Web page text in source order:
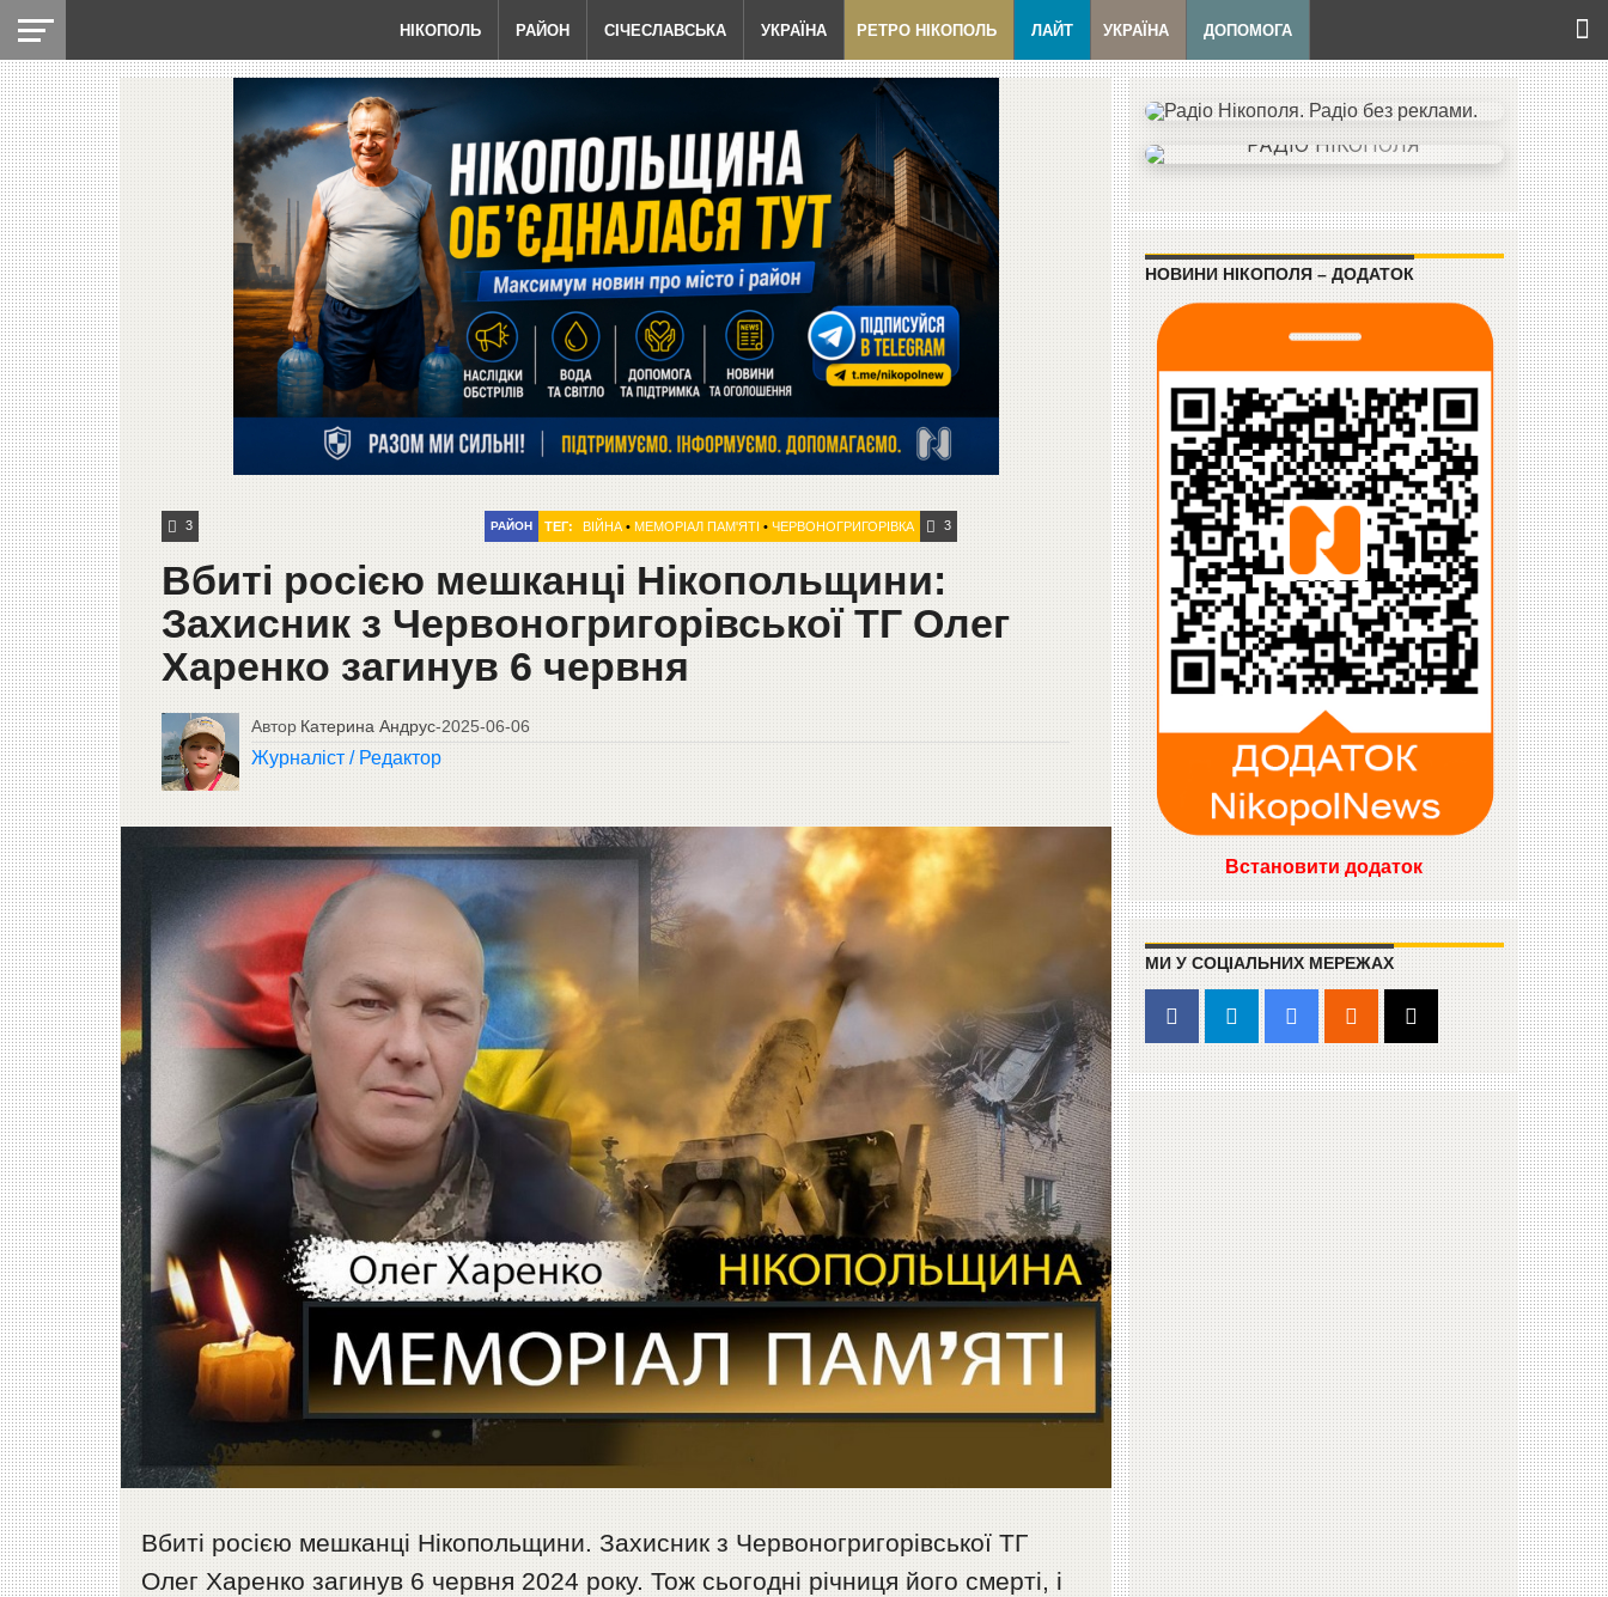
НІКОПОЛЬ РАЙОН СІЧЕСЛАВСЬКА УКРАЇНА РЕТРО НІКОПОЛЬ ЛАЙТ УКРАЇНА ДОПОМОГА
3 РАЙОН ТЕГ: ВІЙНА• МЕМОРІАЛ ПАМ'ЯТІ • ЧЕРВОНОГРИГОРІВКА 3
Вбиті росією мешканці Нікопольщини:
Захисник з Червоногригорівської ТГ Олег
Харенко загинув 6 червня
Автор Катерина Андрус-2025-06-06
Журналіст / Редактор
Вбиті росією мешканці Нікопольщини. Захисник з Червоногригорівської ТГ
Олег Харенко загинув 6 червня 2024 року. Тож сьогодні річниця його смерті, і
НОВИНИ НІКОПОЛЯ – ДОДАТОК
Встановити додаток
МИ У СОЦІАЛЬНИХ МЕРЕЖАХ